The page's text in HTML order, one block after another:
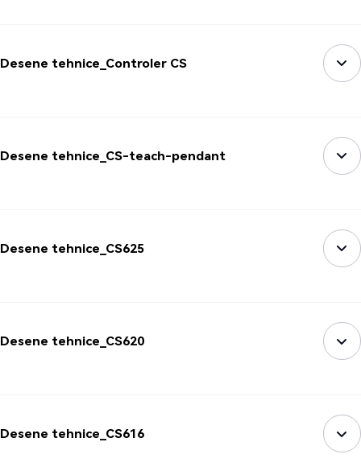
Desene tehnice_Controler CS
Desene tehnice_CS-teach-pendant
Desene tehnice_CS625
Desene tehnice_CS620
Desene tehnice_CS616